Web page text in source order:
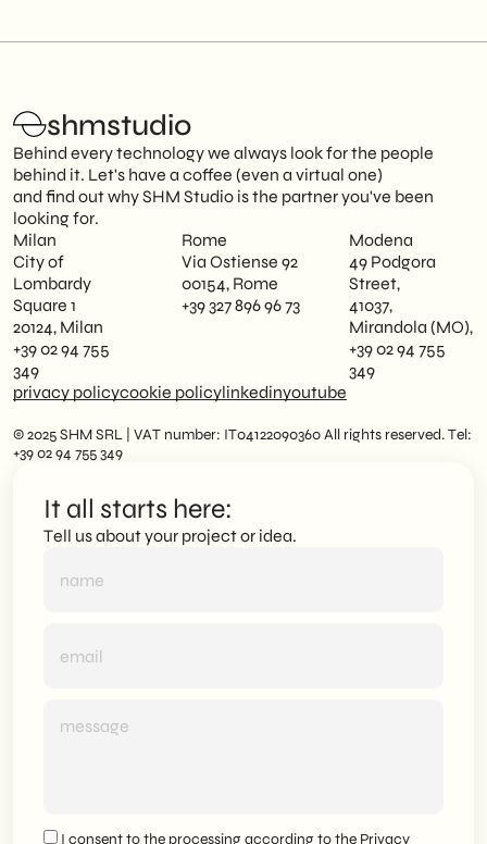
shmstudio
Behind every technology we always look for the people
behind it. Let's have a coffee (even a virtual one)
and find out why SHM Studio is the partner you've been
looking for.
Milan
City of
Lombardy
Square 1
20124, Milan
+39 02 94 755
349
Rome
Via Ostiense 92
00154, Rome
+39 327 896 96 73
Modena
49 Podgora
Street,
41037,
Mirandola (MO),
+39 02 94 755
349
privacy policycookie policylinkedinyoutube
© 2025 SHM SRL | VAT number: IT04122090360 All rights reserved. Tel:
+39 02 94 755 349
It all starts here:
Tell us about your project or idea.
I consent to the processing according to the Privacy